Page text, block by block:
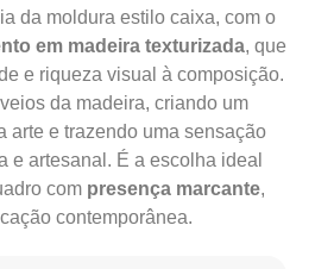
da moldura estilo caixa, com o
em madeira texturizada, que
e riqueza visual à composição.
da madeira, criando um
arte e trazendo uma sensação
e artesanal. É a escolha ideal
com presença marcante,
contemporânea.